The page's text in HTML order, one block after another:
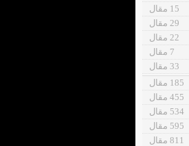
15 مقال
29 مقال
22 مقال
7 مقال
33 مقال
185 مقال
455 مقال
534 مقال
595 مقال
811 مقال